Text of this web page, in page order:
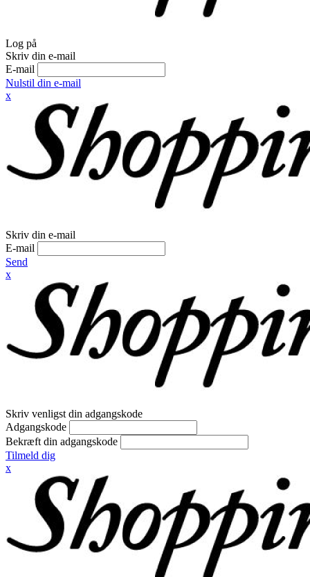
Log på
Skriv din e-mail
E-mail
Nulstil din e-mail
x
Skriv din e-mail
E-mail
Send
x
Skriv venligst din adgangskode
Adgangskode
Bekræft din adgangskode
Tilmeld dig
x